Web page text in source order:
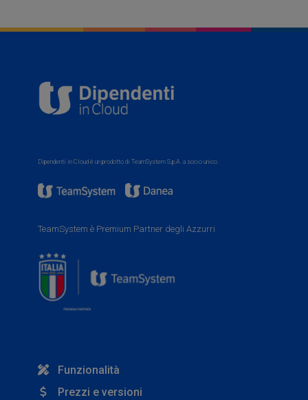
Dipendenti in Cloud è un prodotto di TeamSystem S.p.A. a socio unico.
TeamSystem è Premium Partner degli Azzurri
Funzionalità
Prezzi e versioni